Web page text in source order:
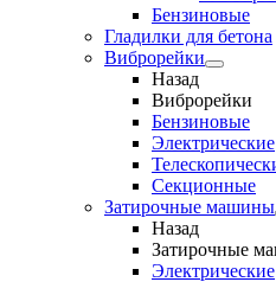
Бензиновые
Гладилки для бетона
Виброрейки
Назад
Виброрейки
Бензиновые
Электрические
Секционные
Затирочные машины
Назад
Затирочные
Электрические